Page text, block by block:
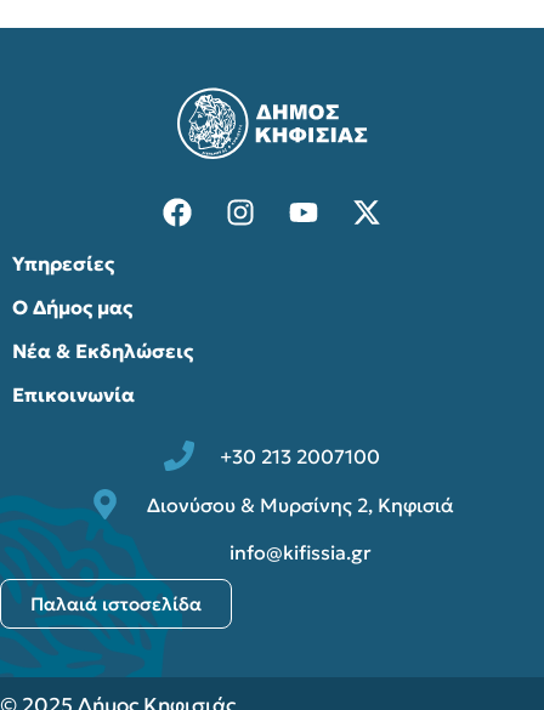
Υπηρεσίες
Ο Δήμος μας
Νέα & Εκδηλώσεις
Επικοινωνία
+30 213 2007100
Διονύσου & Μυρσίνης 2, Κηφισιά
info@kifissia.gr
Παλαιά ιστοσελίδα